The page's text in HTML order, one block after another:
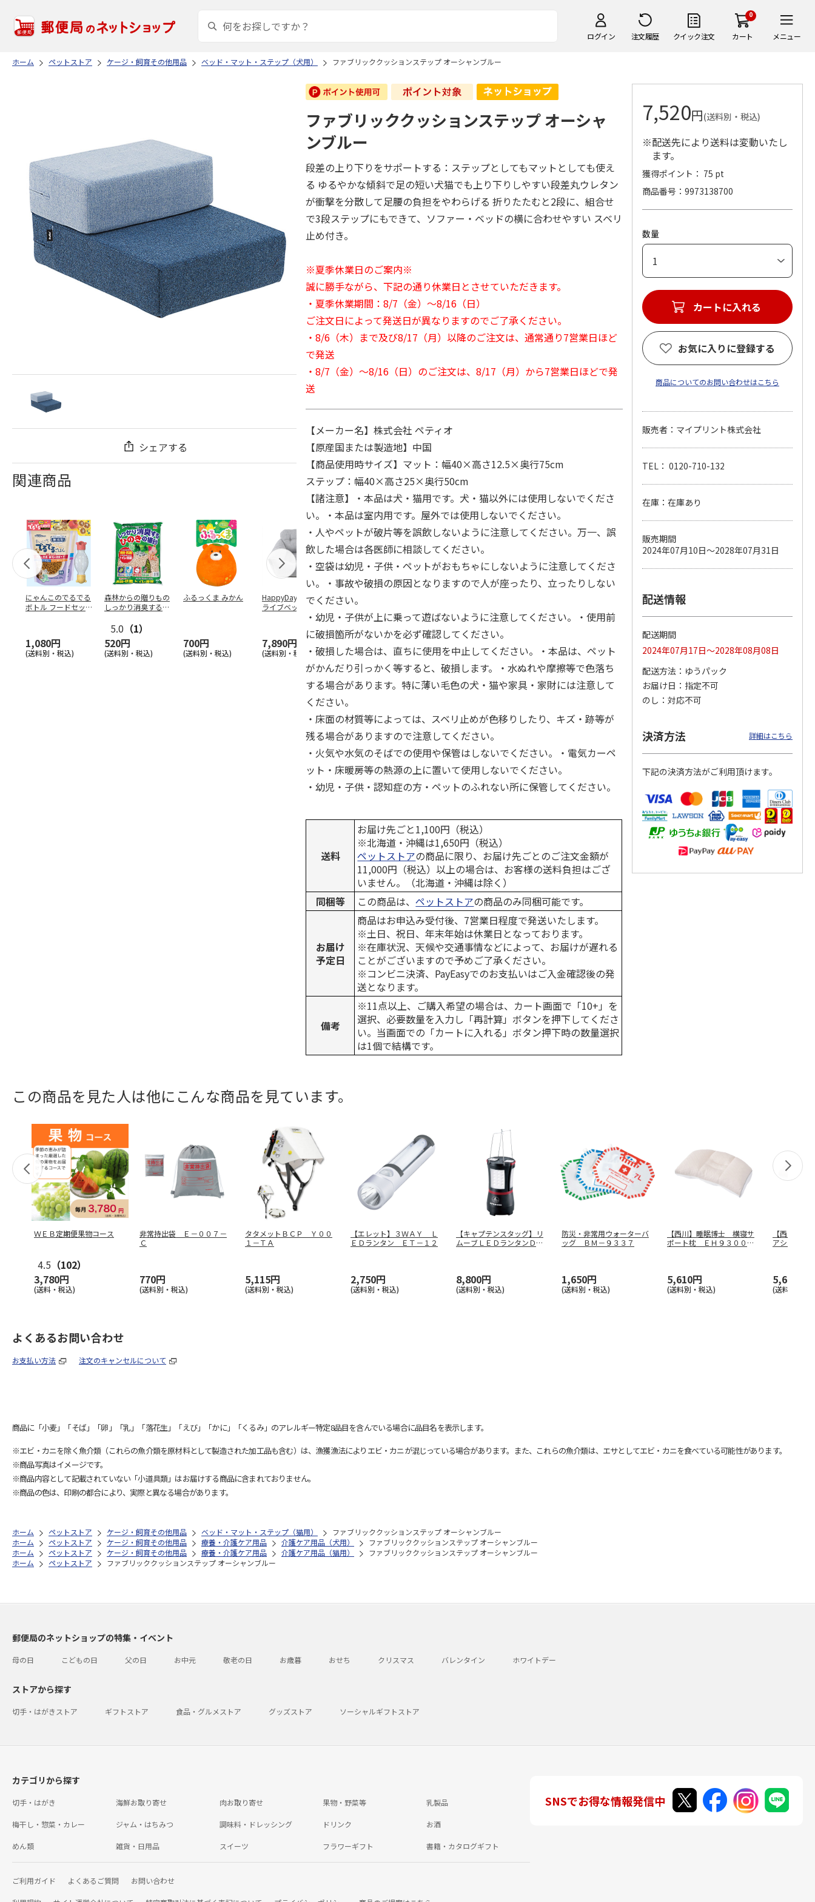
ログイン 注文履歴 クイック注文
0
カート メニュー
ホーム ペットストア ケージ・飼育その他用品 ベッド・マット・ステップ（犬用） ファブリッククッションステップ オーシャンブルー
シェアする
関連商品
にゃんこのでるでる
ボトル フードセッ
1,080円
(送料別・税込)
森林からの贈りもの
しっかり消臭するひ
5.0 （1）
520円
(送料別・税込)
ふるっくま みかん
700円
(送料別・税込)
HappyDays 2wayド
ライブベッド グレ
7,890円
(送料別・税込)
獣医師開発 ニオイ
をとる砂専用 猫ト
イレ ナチュラルグ
1,550円
(送料別・税込)
ンド 4L
1,320円
(送料別・税込)
こ用 まぐろ・かつ
120円
(送料別・税込)
ぐるぐるボーン型 S
(送料別・税込)
ペット線香 虹のか
なた フルーティフ
ローラルの香り
590円
(送料別・税込)
えBOX とりささ…
380円
(送料別・税込)
ファブリッククッションステップ オーシャ
ンブルー
段差の上り下りをサポートする：ステップとしてもマットとしても使え
る ゆるやかな傾斜で足の短い犬猫でも上り下りしやすい段差丸ウレタン
が衝撃を分散して足腰の負担をやわらげる 折りたたむと2段に、組合せ
で3段ステップにもできて、ソファー・ベッドの横に合わせやすい スベリ
止め付き。
※夏季休業日のご案内※
誠に勝手ながら、下記の通り休業日とさせていただきます。
・夏季休業期間：8/7（金）～8/16（日）
ご注文日によって発送日が異なりますのでご了承ください。
・8/6（木）まで及び8/17（月）以降のご注文は、通常通り7営業日ほど
で発送
・8/7（金）～8/16（日）のご注文は、8/17（月）から7営業日ほどで発
送
【メーカー名】株式会社 ペティオ
【原産国または製造地】中国
【商品使用時サイズ】マット：幅40×高さ12.5×奥行75cm
ステップ：幅40×高さ25×奥行50cm
【諸注意】・本品は犬・猫用です。犬・猫以外には使用しないでくださ
い。・本品は室内用です。屋外では使用しないでください。
・人やペットが破片等を誤飲しないように注意してください。万一、誤
飲した場合は各医師に相談してください。
・空袋は幼児・子供・ペットがおもちゃにしないように注意してくださ
い。・事故や破損の原因となりますので人が座ったり、立ったりしない
でください。
・幼児・子供が上に乗って遊ばないように注意してください。・使用前
に破損箇所がないかを必ず確認してください。
・破損した場合は、直ちに使用を中止してください。・本品は、ペット
がかんだり引っかく等すると、破損します。・水ぬれや摩擦等で色落ち
する場合があります。特に薄い毛色の犬・猫や家具・家財には注意して
ください。
・床面の材質等によっては、スベリ止めが色移りしたり、キズ・跡等が
残る場合がありますので注意してください。
・火気や水気のそばでの使用や保管はしないでください。・電気カーペ
ット・床暖房等の熱源の上に置いて使用しないでください。
・幼児・子供・認知症の方・ペットのふれない所に保管してください。
送料
お届け先ごと1,100円（税込）
※北海道・沖縄は1,650円（税込）
ペットストアの商品に限り、お届け先ごとのご注文金額が
11,000円（税込）以上の場合は、お客様の送料負担はござ
いません。（北海道・沖縄は除く）
同梱等
この商品は、ペットストアの商品のみ同梱可能です。
お届け
予定日
商品はお申込み受付後、7営業日程度で発送いたします。
※土日、祝日、年末年始は休業日となっております。
※在庫状況、天候や交通事情などによって、お届けが遅れる
ことがございますので予めご了承ください。
※コンビニ決済、PayEasyでのお支払いはご入金確認後の発
送となります。
備考
※11点以上、ご購入希望の場合は、カート画面で「10+」を
選択、必要数量を入力し「再計算」ボタンを押下してくださ
い。当画面での「カートに入れる」ボタン押下時の数量選択
は1個で結構です。
7,520円(送料別・税込)
※配送先により送料は変動いたし
ます。
獲得ポイント： 75 pt
商品番号
9973138700
数量
カートに入れる
お気に入りに登録する
商品についてのお問い合わせはこちら
販売者：マイプリント株式会社
TEL： 0120-710-132
在庫：在庫あり
販売期間
2024年07月10日～2028年07月31日
配送情報
配送期間
2024年07月17日～2028年08月08日
配送方法
ゆうパック
お届け日
指定不可
のし
対応不可
決済方法 詳細はこちら
下記の決済方法がご利用頂けます。
この商品を見た人は他にこんな商品を見ています。
ＷＥＢ定期便果物コース
4.5 （102）
3,780円
(送料・税込)
非常持出袋 Ｅ－００７－
Ｃ
770円
(送料別・税込)
タタメットＢＣＰ Ｙ００
１－ＴＡ
5,115円
(送料別・税込)
【エレット】３ＷＡＹ Ｌ
ＥＤランタン ＥＴ－１２
2,750円
(送料別・税込)
【キャプテンスタッグ】リ
ムーブＬＥＤランタンＤ
8,800円
(送料別・税込)
防災・非常用ウォーターバ
ッグ ＢＭ－９３３７
1,650円
(送料別・税込)
【西川】睡眠博士 横寝サ
ポート枕 ＥＨ９３００９
5,610円
(送料別・税込)
【西川】
アシスト枕
5,610円
(送料別・税
よくあるお問い合わせ
お支払い方法 注文のキャンセルについて
商品に「小麦」「そば」「卵」「乳」「落花生」「えび」「かに」「くるみ」のアレルギー特定8品目を含んでいる場合に品目名を表示します。
※エビ・カニを除く魚介類（これらの魚介類を原材料として製造された加工品も含む）は、漁獲漁法によりエビ・カニが混じっている場合があります。また、これらの魚介類は、エサとしてエビ・カニを食べている可能性があります。
※商品写真はイメージです。
※商品内容として記載されていない「小道具類」はお届けする商品に含まれておりません。
※商品の色は、印刷の都合により、実際と異なる場合があります。
ホーム ペットストア ケージ・飼育その他用品 ベッド・マット・ステップ（猫用）
ファブリッククッションステップ オーシャンブルー
ホーム
ペットストア ケージ・飼育その他用品 療養・介護ケア用品 介護ケア用品（犬用）
ファブリッククッションステップ オーシャンブルー
ホーム
ペットストア ケージ・飼育その他用品 療養・介護ケア用品 介護ケア用品（猫用）
ファブリッククッションステップ オーシャンブルー
ホーム
ペットストア ファブリッククッションステップ オーシャンブルー
郵便局のネットショップの特集・イベント
母の日 こどもの日 父の日 お中元 敬老の日 お歳暮 おせち クリスマス バレンタイン ホワイトデー
ストアから探す
切手・はがきストア ギフトストア 食品・グルメストア グッズストア ソーシャルギフトストア
カテゴリから探す
切手・はがき 海鮮お取り寄せ 肉お取り寄せ 果物・野菜等 乳製品
梅干し・惣菜・カレー ジャム・はちみつ 調味料・ドレッシング ドリンク お酒
めん類 雑貨・日用品 スイーツ フラワーギフト 書籍・カタログギフト
ご利用ガイド よくあるご質問 お問い合わせ
SNSでお得な情報発信中